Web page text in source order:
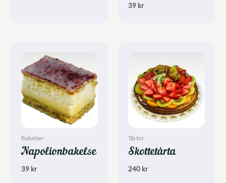
39 kr
Bakelser
Napolionbakelse
39 kr
Tårtor
Skottetårta
240 kr